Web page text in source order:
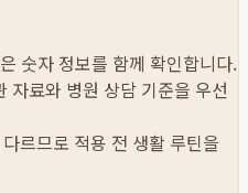
숫자 정보를 함께 확인합니다.
자료와 병원 상담 기준을 우선
르므로 적용 전 생활 루틴을